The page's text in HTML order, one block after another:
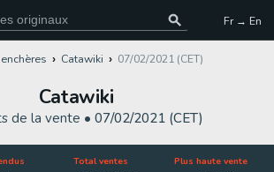
Fr → En
Catawiki 07/02/2021 (CET)
Catawiki
de la vente • 07/02/2021 (CET)
Total ventes Plus haute vente